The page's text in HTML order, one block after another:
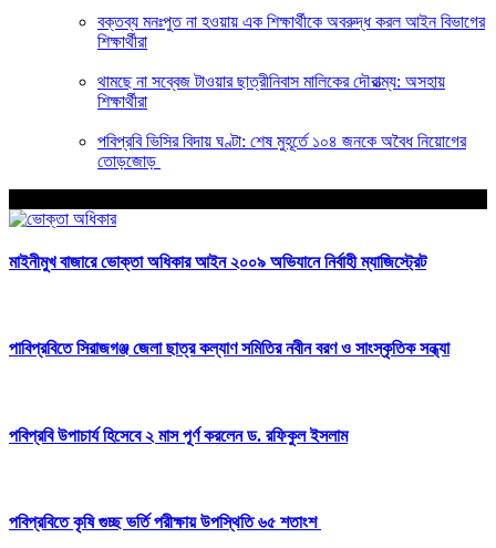
বক্তব্য মনঃপুত না হওয়ায় এক শিক্ষার্থীকে অবরুদ্ধ করল আইন বিভাগের
শিক্ষার্থীরা
থামছে না সব্বেজ টাওয়ার ছাত্রীনিবাস মালিকের দৌরাত্ম্য: অসহায়
শিক্ষার্থীরা
পবিপ্রবি ভিসির বিদায় ঘণ্টা: শেষ মুহূর্তে ১০৪ জনকে অবৈধ নিয়োগের
তোড়জোড়
মাইনীমুখ বাজারে ভোক্তা অধিকার আইন ২০০৯ অভিযানে নির্বাহী ম্যাজিস্ট্রেট
পাবিপ্রবিতে সিরাজগঞ্জ জেলা ছাত্র কল্যাণ সমিতির নবীন বরণ ও সাংস্কৃতিক সন্ধ্যা
পবিপ্রবি উপাচার্য হিসেবে ২ মাস পূর্ণ করলেন ড. রফিকুল ইসলাম
পবিপ্রবিতে কৃষি গুচ্ছ ভর্তি পরীক্ষায় উপস্থিতি ৬৫ শতাংশ